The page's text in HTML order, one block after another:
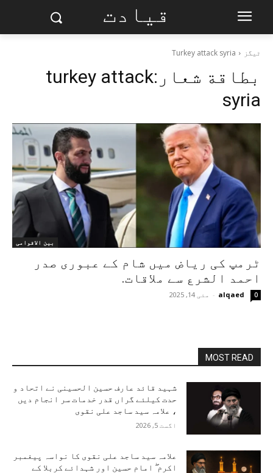
قیادت
ٹیگز Turkey attack syria
بطاقة شعار:turkey attack
syria
بین الاقوامی
ٹرمپ کی ریاض میں شام کے عبوری صدر
احمد الشرع سے ملاقات.
alqaed
- مئی 14, 2025 0
MOST READ
شہید قائد عارف حسین الحسینی نے اتحاد و
حدت کیلئے گراں قدر خدمات سر انجام دیں
، علامہ سید ساجد علی نقوی
اگست 5, 2026
علامہ سید ساجد علی نقوی کا نواسہ پیغمبر
اکرم ۖ امام حسین اور شہدائے کربلا کے